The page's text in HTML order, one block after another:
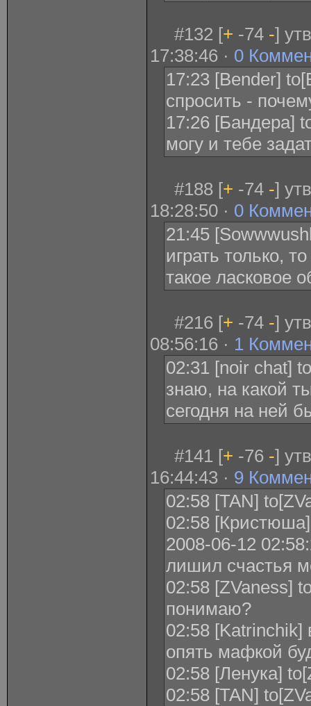
#132 [+ -74 -]
17:38:46 · 0
17:23 [Bender]
спросить -
17:26 [Бандера]
могу и тебе
#188 [+ -74 -]
18:28:50 · 0
21:45
играть только,
такое ласковое
#216 [+ -74 -]
08:56:16 · 1
02:31 [noir chat]
знаю, на какой
сегодня на ней
#141 [+ -76 -]
16:44:43 · 9
02:58 [TAN]
02:58
2008-06-12
лишил счастья
02:58 [ZVaness]
понимаю?
02:58 [Katrinchik]
опять мафкой
02:58 [Ленука]
02:58 [TAN]